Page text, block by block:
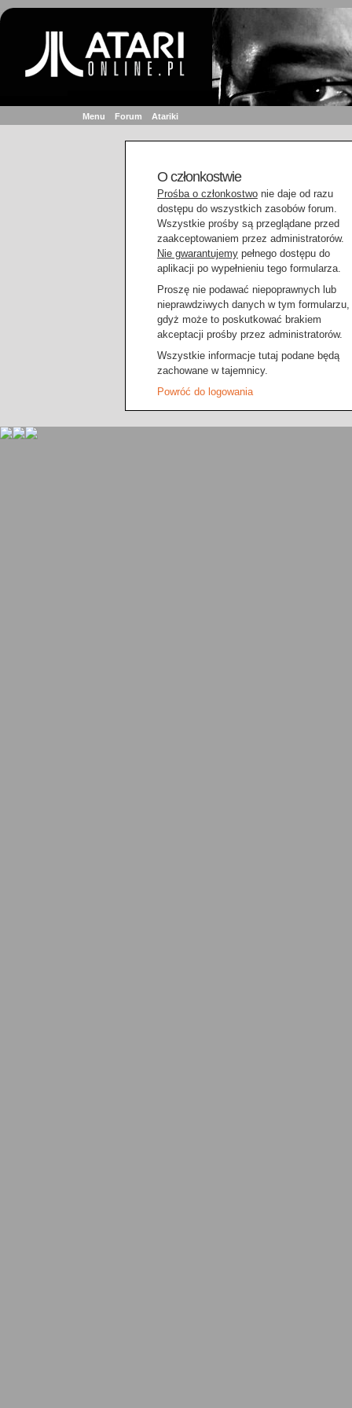
Menu Forum Atariki
O członkostwie
Prośba o członkostwonie daje od razu
dostępu do wszystkich zasobów forum.
Wszystkie prośby są przeglądane przed
zaakceptowaniem przez administratorów.
Nie gwarantujemypełnego dostępu do
aplikacji po wypełnieniu tego formularza.
Proszę nie podawać niepoprawnych lub
nieprawdziwych danych w tym formularzu,
gdyż może to poskutkować brakiem
akceptacji prośby przez administratorów.
Wszystkie informacje tutaj podane będą
zachowane w tajemnicy.
Powróć do logowania